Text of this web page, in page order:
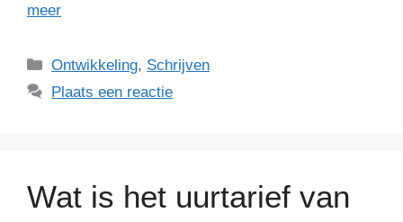
meer
Categorieën
Ontwikkeling, Schrijven
Plaats een reactie
Wat is het uurtarief van